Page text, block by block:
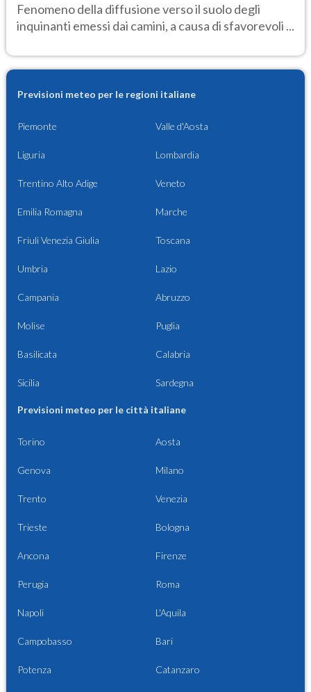
Fenomeno della diffusione verso il suolo degli
inquinanti emessi dai camini, a causa di sfavorevoli ...
Previsioni meteo per le regioni italiane
Piemonte Valle d'Aosta
Liguria Lombardia
Trentino Alto Adige Veneto
Emilia Romagna Marche
Friuli Venezia Giulia Toscana
Umbria Lazio
Campania Abruzzo
Molise Puglia
Basilicata Calabria
Sicilia Sardegna
Previsioni meteo per le città italiane
Torino Aosta
Genova Milano
Trento Venezia
Trieste Bologna
Ancona Firenze
Perugia Roma
Napoli L'Aquila
Campobasso Bari
Potenza Catanzaro